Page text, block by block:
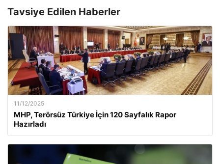
Tavsiye Edilen Haberler
11/12/2025
MHP, Terörsüz Türkiye İçin 120 Sayfalık Rapor
Hazırladı